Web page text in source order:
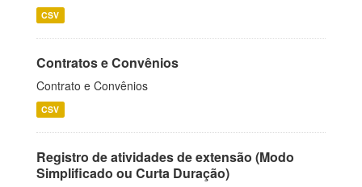
CSV
Contratos e Convênios
Contrato e Convênios
CSV
Registro de atividades de extensão (Modo
Simplificado ou Curta Duração)